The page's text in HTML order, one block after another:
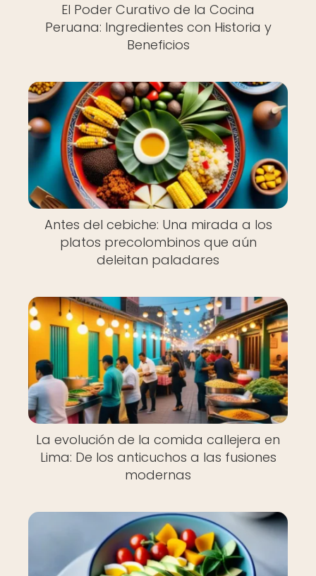
El Poder Curativo de la Cocina
Peruana: Ingredientes con Historia y
Beneficios
Antes del cebiche: Una mirada a los
platos precolombinos que aún
deleitan paladares
La evolución de la comida callejera en
Lima: De los anticuchos a las fusiones
modernas